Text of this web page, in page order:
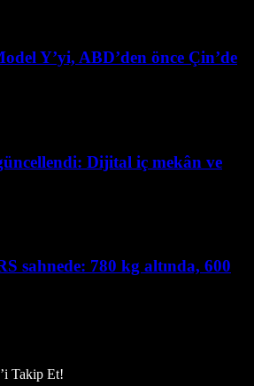
Y’yi, ABD’den önce Çin’de
Dijital iç mekân ve
sahnede: 780 kg altında, 600
Takip Et!